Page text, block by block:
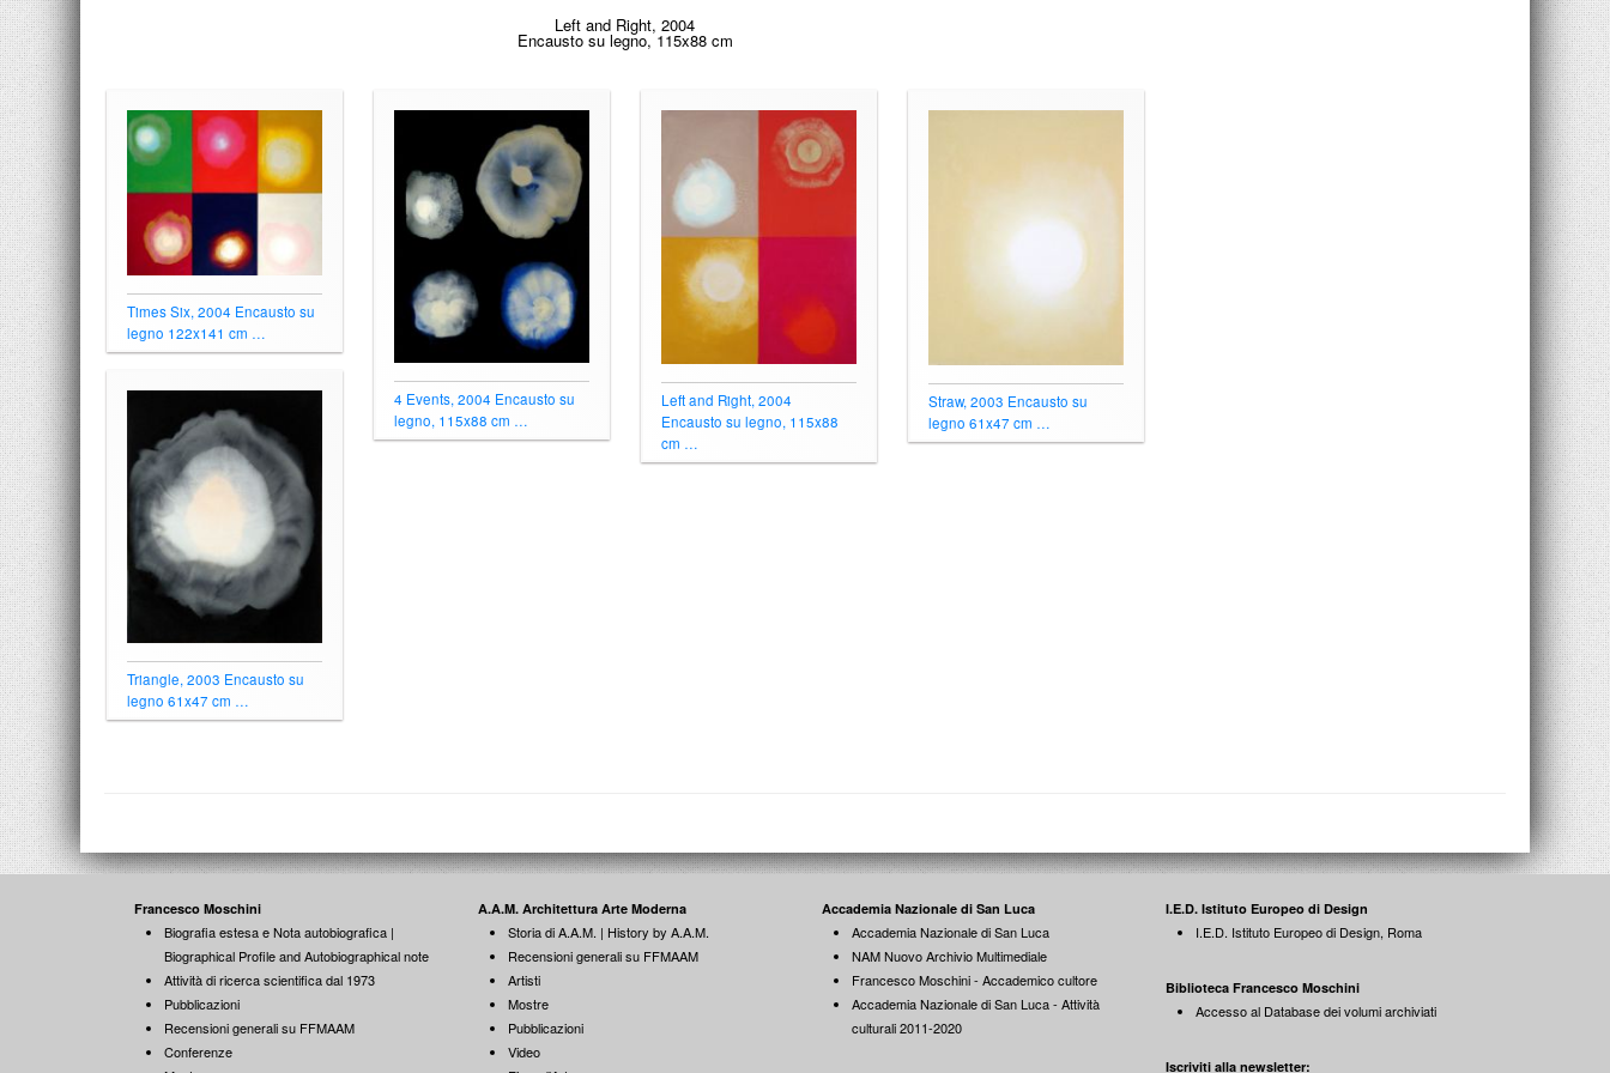
Left and Right, 2004
su legno, 115x88 cm
Times Six, 2004 Encausto su
legno 122x141 cm …
Triangle, 2003 Encausto su
legno 61x47 cm …
4 Events, 2004 Encausto su
legno, 115x88 cm …
Left and Right, 2004
Encausto su legno, 115x88
cm …
Straw, 2003 Encausto su
legno 61x47 cm …
Francesco Moschini
Biografia estesa e Nota autobiografica |
Biographical Profile and Autobiographical note
Attività di ricerca scientifica dal 1973
Pubblicazioni
Recensioni generali su FFMAAM
Conferenze
A.A.M. Architettura Arte Moderna
Storia di A.A.M. | History by A.A.M.
Recensioni generali su FFMAAM
Artisti
Mostre
Pubblicazioni
Video
Accademia Nazionale di San Luca
Accademia Nazionale di San Luca
NAM Nuovo Archivio Multimediale
Francesco Moschini - Accademico cultore
Accademia Nazionale di San Luca - Attività
culturali 2011-2020
I.E.D. Istituto Europeo di Design
I.E.D. Istituto Europeo di Design, Roma
Biblioteca Francesco Moschini
Accesso al Database dei volumi archiviati
Iscriviti alla newsletter: